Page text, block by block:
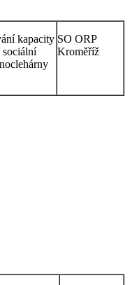
kapacity
sociální
SO ORP
Kroměříž